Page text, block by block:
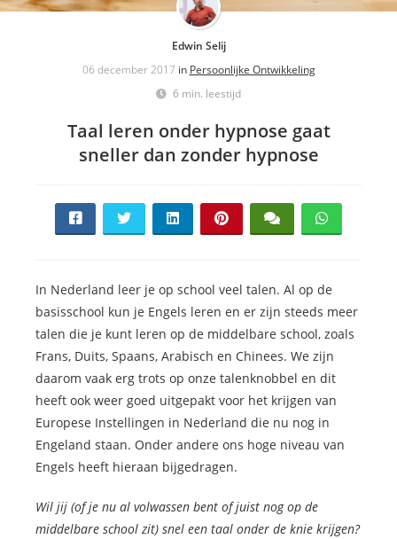
Edwin Selij
06 december 2017 in Persoonlijke Ontwikkeling
6 min. leestijd
Taal leren onder hypnose gaat
sneller dan zonder hypnose
In Nederland leer je op school veel talen. Al op de
basisschool kun je Engels leren en er zijn steeds meer
talen die je kunt leren op de middelbare school, zoals
Frans, Duits, Spaans, Arabisch en Chinees. We zijn
daarom vaak erg trots op onze talenknobbel en dit
heeft ook weer goed uitgepakt voor het krijgen van
Europese Instellingen in Nederland die nu nog in
Engeland staan. Onder andere ons hoge niveau van
Engels heeft hieraan bijgedragen.
Wil jij (of je nu al volwassen bent of juist nog op de
middelbare school zit) snel een taal onder de knie krijgen?